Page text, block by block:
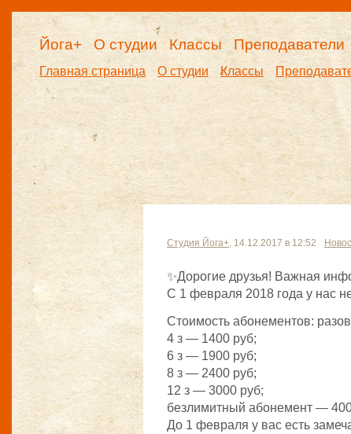
Йога+ О студии Классы Преподаватели
Главная страница О студии Классы
Студия Йога+ , 14.12.2017 в 12:52
✨Дорогие друзья! Важная
С 1 февраля 2018 года у нас
Стоимость абонементов:
4 з — 1400 руб;
6 з — 1900 руб;
8 з — 2400 руб;
12 з — 3000 руб;
безлимитный абонемент —
До 1 февраля у вас есть